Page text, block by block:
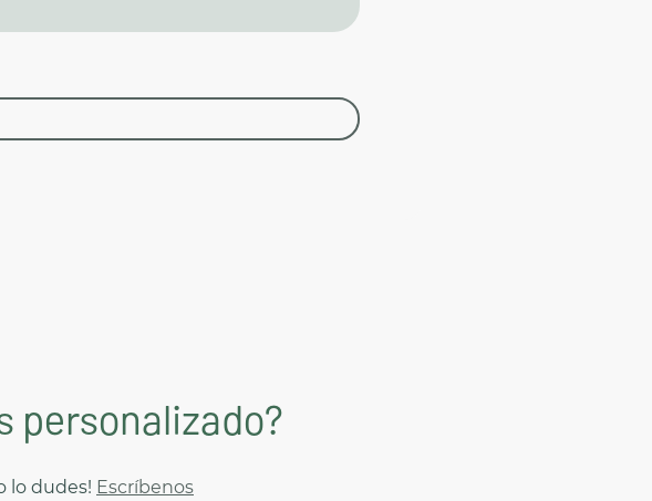
personalizado?
lo dudes! Escríbenos